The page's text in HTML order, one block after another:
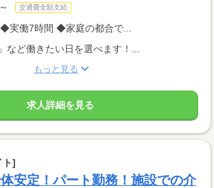
交通費全額支給
実働7時間 ◆家庭の都合で...
ど働きたい日を選べます！...
もっと見る
求人詳細を見る
ト]
安定！パート勤務！施設での介